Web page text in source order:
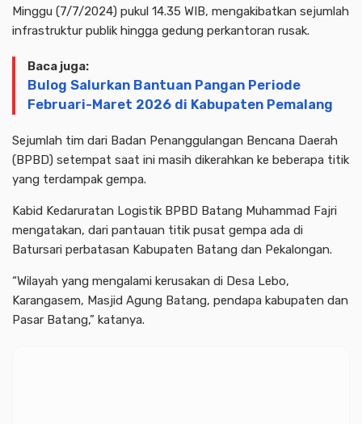
Minggu (7/7/2024) pukul 14.35 WIB, mengakibatkan sejumlah
infrastruktur publik hingga gedung perkantoran rusak.
Baca juga:
Bulog Salurkan Bantuan Pangan Periode
Februari-Maret 2026 di Kabupaten Pemalang
Sejumlah tim dari Badan Penanggulangan Bencana Daerah
(BPBD) setempat saat ini masih dikerahkan ke beberapa titik
yang terdampak gempa.
Kabid Kedaruratan Logistik BPBD Batang Muhammad Fajri
mengatakan, dari pantauan titik pusat gempa ada di
Batursari perbatasan Kabupaten Batang dan Pekalongan.
“Wilayah yang mengalami kerusakan di Desa Lebo,
Karangasem, Masjid Agung Batang, pendapa kabupaten dan
Pasar Batang,” katanya.